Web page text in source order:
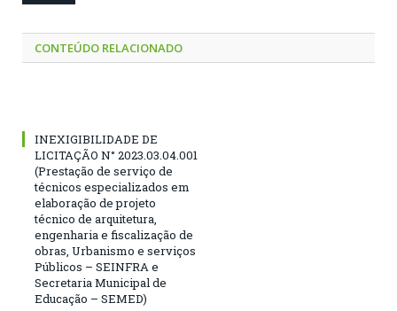
CONTEÚDO RELACIONADO
INEXIGIBILIDADE DE
LICITAÇÃO N° 2023.03.04.001
(Prestação de serviço de
técnicos especializados em
elaboração de projeto
técnico de arquitetura,
engenharia e fiscalização de
obras, Urbanismo e serviços
Públicos – SEINFRA e
Secretaria Municipal de
Educação – SEMED)